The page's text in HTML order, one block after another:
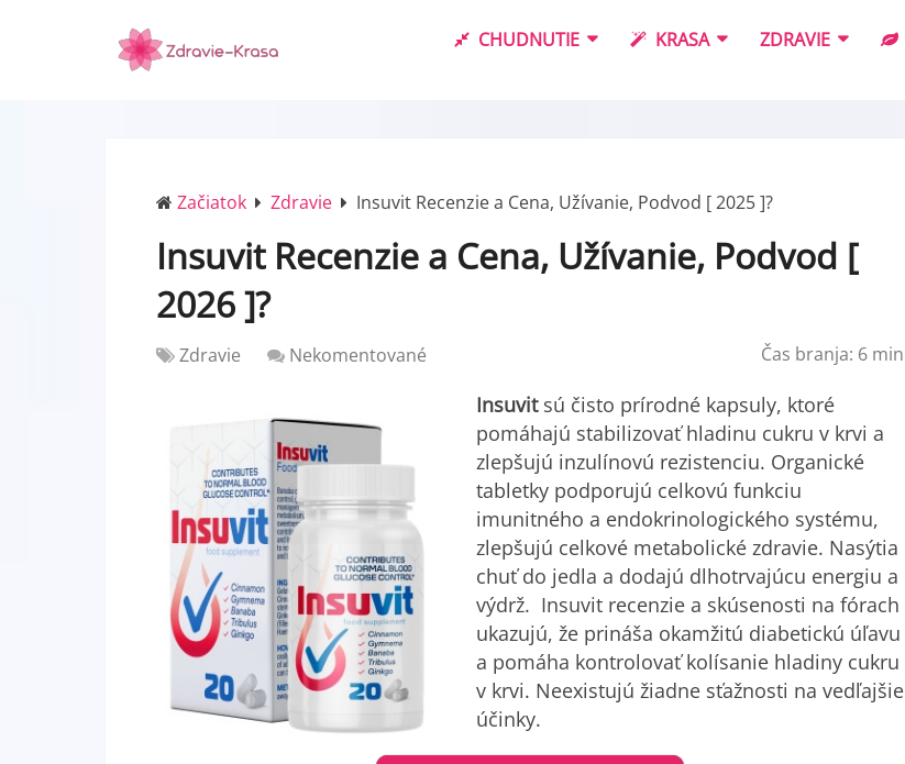
CHUDNUTIE KRASA ZDRAVIE
Začiatok Zdravie Insuvit Recenzie a Cena, Užívanie, Podvod [ 2025 ]?
Insuvit Recenzie a Cena, Užívanie, Podvod [
2026 ]?
Zdravie Nekomentované Čas branja: 6 min
Insuvit sú čisto prírodné kapsuly, ktoré
pomáhajú stabilizovať hladinu cukru v krvi a
zlepšujú inzulínovú rezistenciu. Organické
tabletky podporujú celkovú funkciu
imunitného a endokrinologického systému,
zlepšujú celkové metabolické zdravie. Nasýtia
chuť do jedla a dodajú dlhotrvajúcu energiu a
výdrž. Insuvit recenzie a skúsenosti na fórach
ukazujú, že prináša okamžitú diabetickú úľavu
a pomáha kontrolovať kolísanie hladiny cukru
v krvi. Neexistujú žiadne sťažnosti na vedľajšie
účinky.